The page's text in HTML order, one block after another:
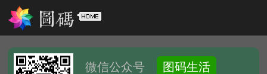
微信公众号 图码生活